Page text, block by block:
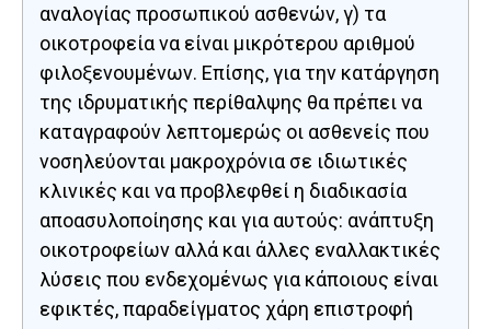
αναλογίας προσωπικού ασθενών, γ) τα
οικοτροφεία να είναι μικρότερου αριθμού
φιλοξενουμένων. Επίσης, για την κατάργηση
της ιδρυματικής περίθαλψης θα πρέπει να
καταγραφούν λεπτομερώς οι ασθενείς που
νοσηλεύονται μακροχρόνια σε ιδιωτικές
κλινικές και να προβλεφθεί η διαδικασία
αποασυλοποίησης και για αυτούς: ανάπτυξη
οικοτροφείων αλλά και άλλες εναλλακτικές
λύσεις που ενδεχομένως για κάποιους είναι
εφικτές, παραδείγματος χάρη επιστροφή